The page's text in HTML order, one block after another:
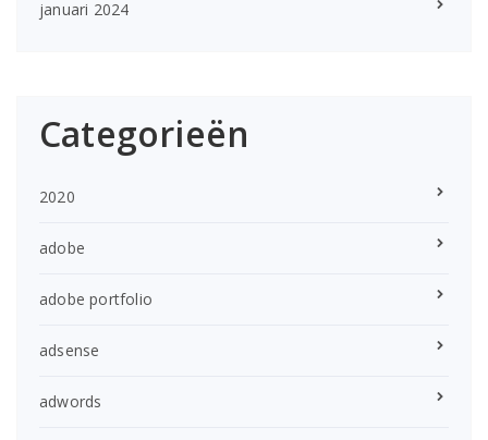
januari 2024
Categorieën
2020
adobe
adobe portfolio
adsense
adwords